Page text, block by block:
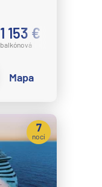
1 153 €
balkónová
Mapa
7
nocí